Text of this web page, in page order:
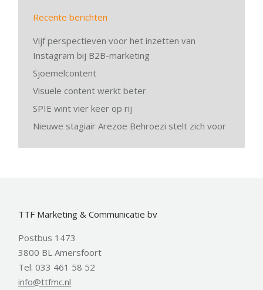
Recente berichten
Vijf perspectieven voor het inzetten van
Instagram bij B2B-marketing
Sjoemelcontent
Visuele content werkt beter
SPIE wint vier keer op rij
Nieuwe stagiair Arezoe Behroezi stelt zich voor
TTF Marketing & Communicatie bv
Postbus 1473
3800 BL Amersfoort
Tel: 033 461 58 52
info@ttfmc.nl